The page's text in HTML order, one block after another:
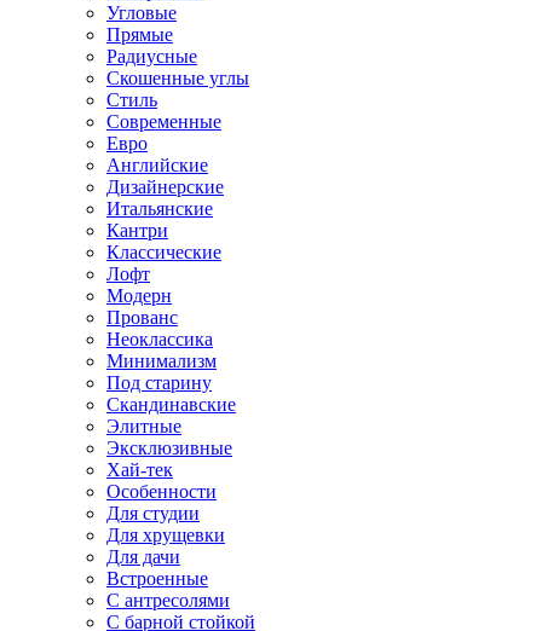
Угловые
Прямые
Радиусные
Скошенные углы
Стиль
Современные
Евро
Английские
Дизайнерские
Итальянские
Кантри
Классические
Лофт
Модерн
Прованс
Неоклассика
Минимализм
Под старину
Скандинавские
Элитные
Эксклюзивные
Хай-тек
Особенности
Для студии
Для хрущевки
Для дачи
Встроенные
С антресолями
С барной стойкой